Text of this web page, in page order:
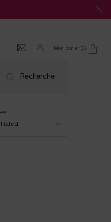
Mon panier 0
0 produit
Recherche
Rated
par